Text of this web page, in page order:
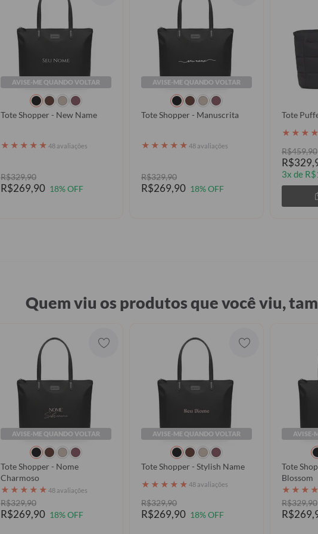
AVISE-ME QUANDO VOLTAR
Tote Shopper - New Name
★ ★ ★ ★ ★ 48 avaliações
R$329,90
R$269,90 18% OFF
AVISE-ME QUANDO VOLTAR
Tote Shopper - Manuscrita
★ ★ ★ ★ ★ 48 avaliações
R$329,90
R$269,90 18% OFF
Tote
★ ★ ★ ★
R$459,90
3x de
Quem viu os produtos que você viu,
AVISE-ME QUANDO VOLTAR
Tote Shopper - Nome
Charmoso
★ ★ ★ ★ ★ 48 avaliações
R$329,90
R$269,90 18% OFF
AVISE-ME QUANDO VOLTAR
Tote Shopper - Stylish Name
★ ★ ★ ★ ★ 48 avaliações
R$329,90
R$269,90 18% OFF
AVISE-
Tote
Blossom
★ ★ ★ ★
R$329,90